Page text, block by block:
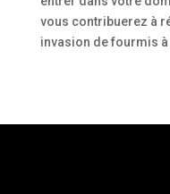
vous contribuerez à
invasion de fourmis